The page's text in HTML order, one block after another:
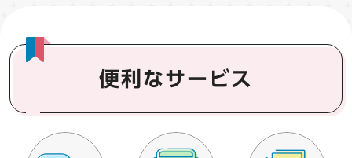
便利なサービス